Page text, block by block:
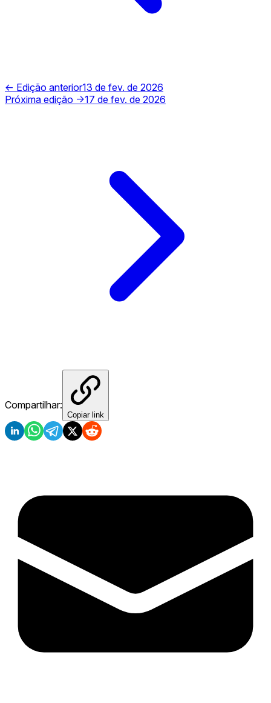
← Edição anterior13 de fev. de 2026
Próxima edição →17 de fev. de 2026
Compartilhar:
Copiar link